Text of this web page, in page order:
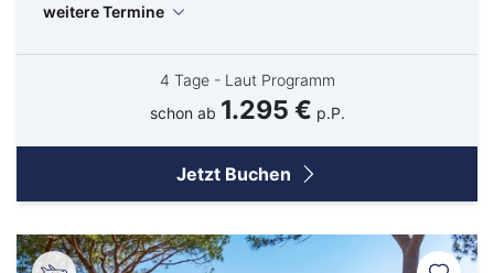
weitere Termine
4 Tage - Laut Programm
schon ab 1.295 € p.P.
Jetzt Buchen